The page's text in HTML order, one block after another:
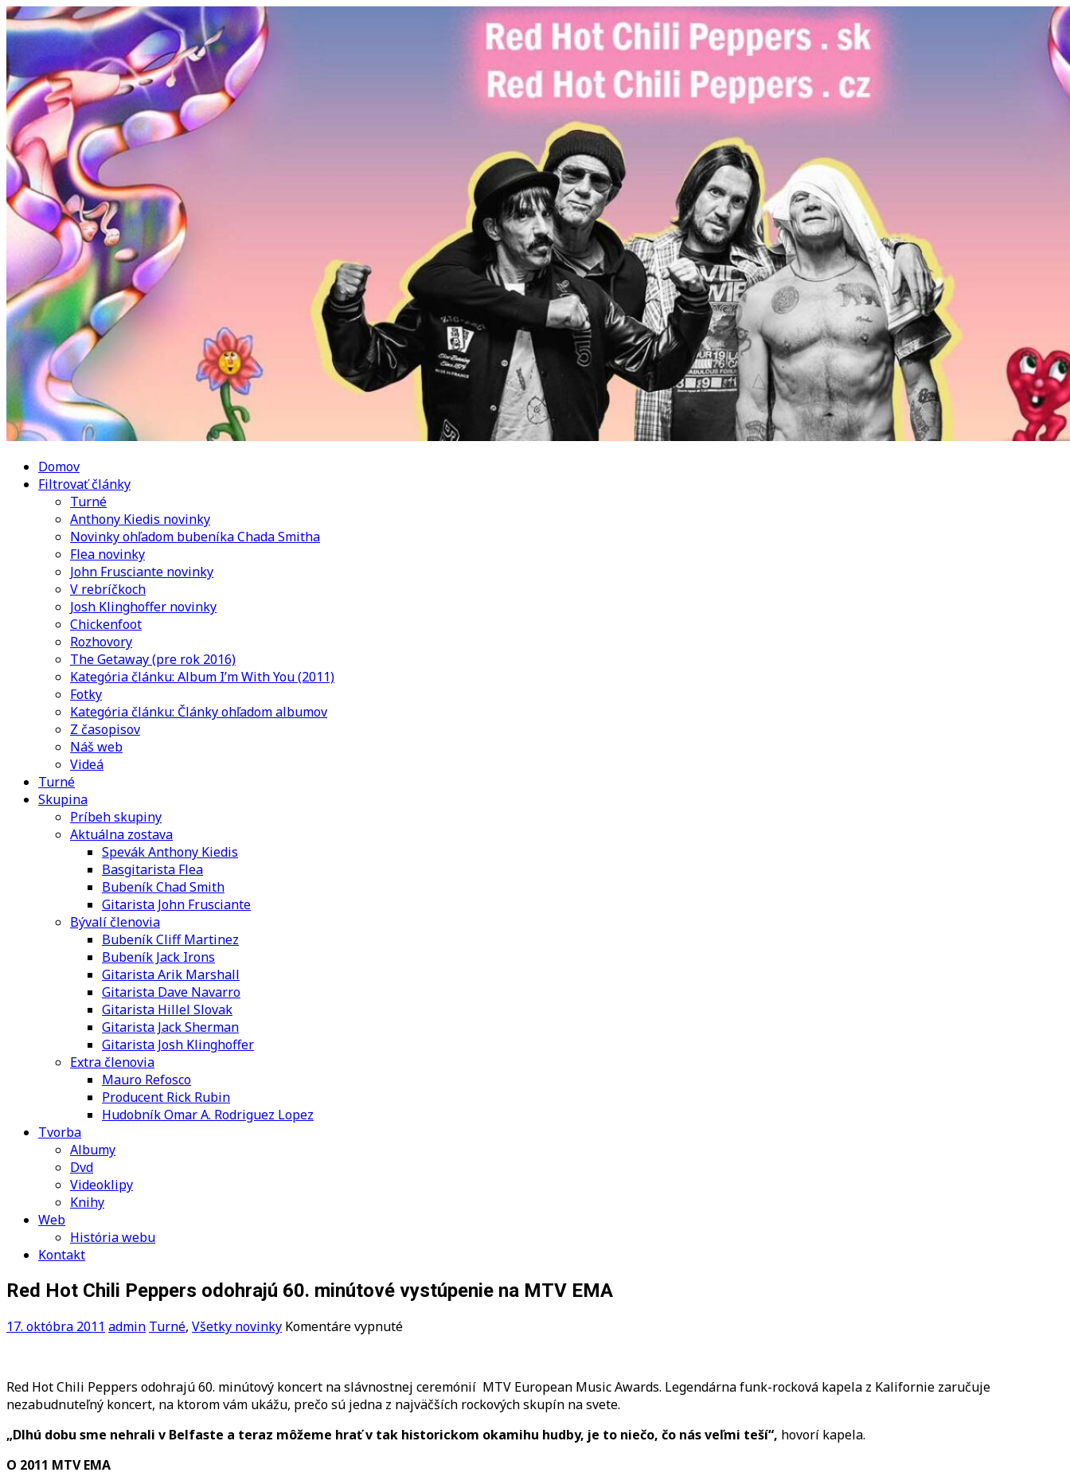
Domov
Filtrovať články
Turné
Anthony Kiedis novinky
Novinky ohľadom bubeníka Chada Smitha
Flea novinky
John Frusciante novinky
V rebríčkoch
Josh Klinghoffer novinky
Chickenfoot
Rozhovory
The Getaway (pre rok 2016)
Kategória článku: Album I’m With You (2011)
Fotky
Kategória článku: Články ohľadom albumov
Z časopisov
Náš web
Videá
Turné
Skupina
Príbeh skupiny
Aktuálna zostava
Spevák Anthony Kiedis
Basgitarista Flea
Bubeník Chad Smith
Gitarista John Frusciante
Bývalí členovia
Bubeník Cliff Martinez
Bubeník Jack Irons
Gitarista Arik Marshall
Gitarista Dave Navarro
Gitarista Hillel Slovak
Gitarista Jack Sherman
Gitarista Josh Klinghoffer
Extra členovia
Mauro Refosco
Producent Rick Rubin
Hudobník Omar A. Rodriguez Lopez
Tvorba
Albumy
Dvd
Videoklipy
Knihy
Web
História webu
Kontakt
Red Hot Chili Peppers odohrajú 60. minútové vystúpenie na MTV EMA
17. októbra 2011 admin Turné, Všetky novinky Komentáre vypnuténa
Chili
Peppers
odohrajú
60.
Red Hot Chili Peppers odohrajú 60. minútový koncert na slávnostnej ceremónií MTV European Music Awards. Legendárna funk-rocková kapela z Kalifornie zaručuje
nezabudnuteľný koncert, na ktorom vám ukážu, prečo sú jedna z najväčších rockových skupín na svete.
„Dlhú dobu sme nehrali v Belfaste a teraz môžeme hrať v tak historickom okamihu hudby, je to niečo, čo nás veľmi teší“, hovorí kapela.
O 2011 MTV EMA